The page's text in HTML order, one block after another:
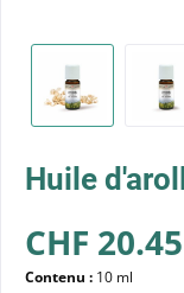
Huile
CHF
Contenu : 10 ml